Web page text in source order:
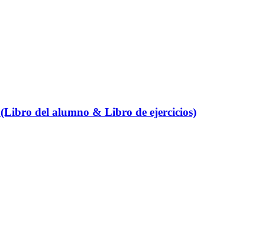
del alumno & Libro de ejercicios)